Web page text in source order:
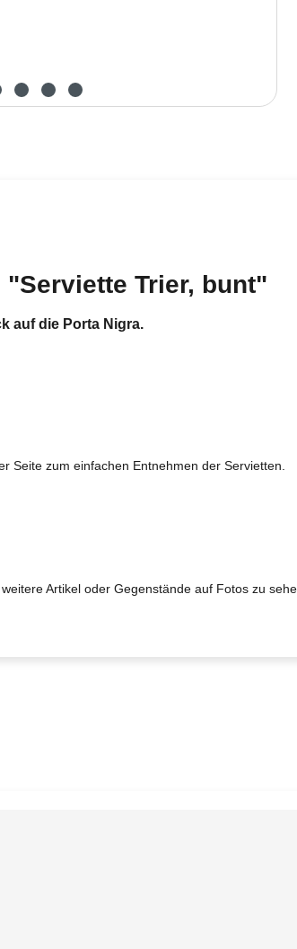
Trier, bunt"
auf die Porta Nigra.
Seite zum einfachen Entnehmen der Servietten.
Artikel oder Gegenstände auf Fotos zu